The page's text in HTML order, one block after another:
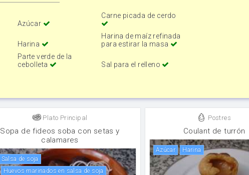
Azúcar
Carne picada de cerdo
Harina
Harina de maíz refinada
para estirar la masa
Parte verde de la
cebolleta
Sal para el relleno
Plato Principal
Sopa de fideos soba con setas y
calamares
salsa de soja
Huevos marinados en salsa de soja
Postres
Coulant de turrón
Azúcar harina